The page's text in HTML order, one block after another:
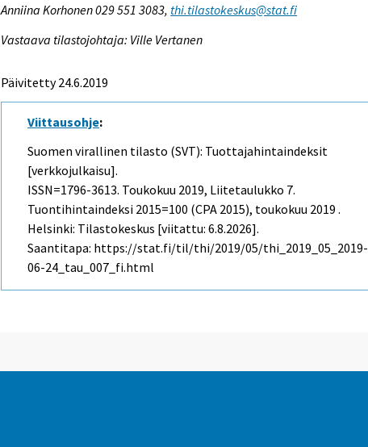
Anniina Korhonen 029 551 3083, thi.tilastokeskus@stat.fi
Vastaava tilastojohtaja: Ville Vertanen
Päivitetty 24.6.2019
Viittausohje:
Suomen virallinen tilasto (SVT): Tuottajahintaindeksit
[verkkojulkaisu].
ISSN=1796-3613. Toukokuu 2019, Liitetaulukko 7.
Tuontihintaindeksi 2015=100 (CPA 2015), toukokuu 2019 .
Helsinki: Tilastokeskus [viitattu: 6.8.2026].
Saantitapa: https://stat.fi/til/thi/2019/05/thi_2019_05_2019-
06-24_tau_007_fi.html